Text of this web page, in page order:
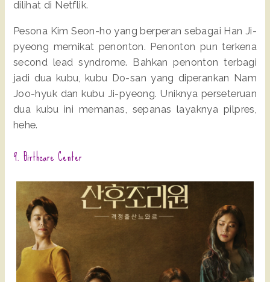
dilihat di Netflik.
Pesona Kim Seon-ho yang berperan sebagai Han Ji-
pyeong memikat penonton. Penonton pun terkena
second lead syndrome. Bahkan penonton terbagi
jadi dua kubu, kubu Do-san yang diperankan Nam
Joo-hyuk dan kubu Ji-pyeong. Uniknya perseteruan
dua kubu ini memanas, sepanas layaknya pilpres,
hehe.
9. Birthcare Center